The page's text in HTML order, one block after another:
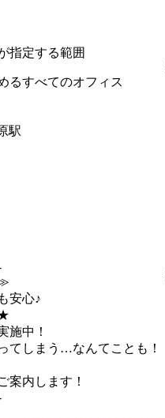
指定する範囲
るすべてのオフィス
駅
安心♪
施中！
てしまう…なんてことも！
案内します！